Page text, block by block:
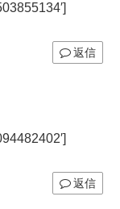
返信
返信